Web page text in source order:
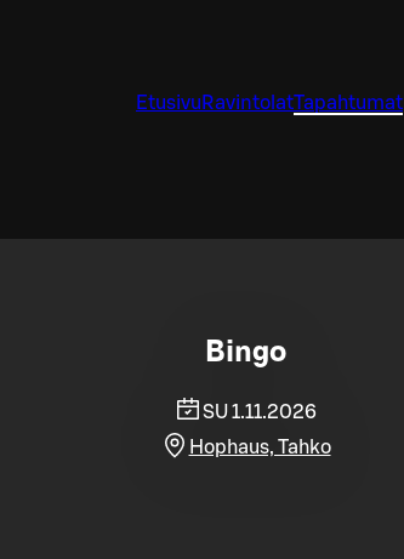
Etusivu RavintolatTapahtumat
Bingo
SU 1.11.2026
Hophaus, Tahko